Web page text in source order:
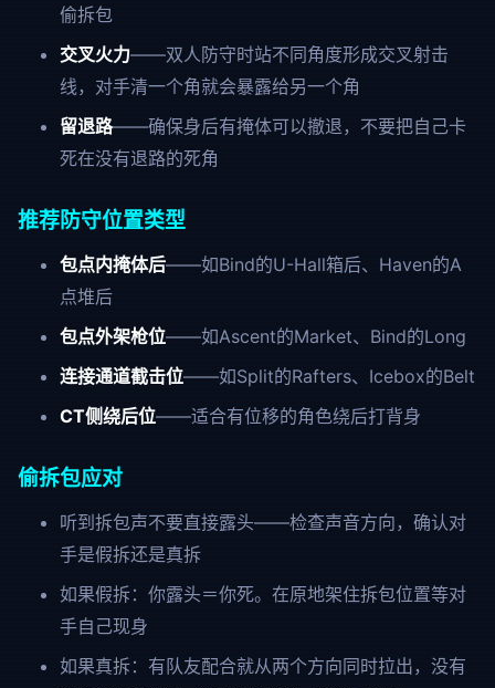
偷拆包
交叉火力——双人防守时站不同角度形成交叉射击
线，对手清一个角就会暴露给另一个角
留退路——确保身后有掩体可以撤退，不要把自己卡
死在没有退路的死角
推荐防守位置类型
包点内掩体后——如Bind的U-Hall箱后、Haven的A
点堆后
包点外架枪位——如Ascent的Market、Bind的Long
连接通道截击位——如Split的Rafters、Icebox的Belt
CT侧绕后位——适合有位移的角色绕后打背身
偷拆包应对
听到拆包声不要直接露头——检查声音方向，确认对
手是假拆还是真拆
如果假拆：你露头＝你死。在原地架住拆包位置等对
手自己现身
如果真拆：有队友配合就从两个方向同时拉出，没有